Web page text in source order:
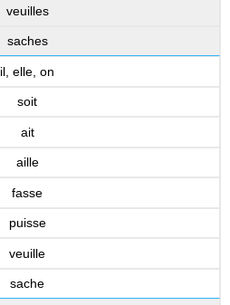
veuilles
saches
il, elle, on
soit
ait
aille
fasse
puisse
veuille
sache